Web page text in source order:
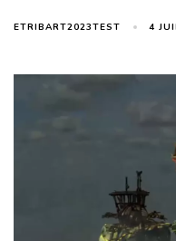
ETRIBART2023TEST 4